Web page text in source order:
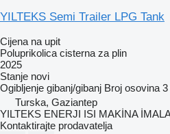
YILTEKS Semi Trailer LPG Tank
Cijena na upit
Poluprikolica cisterna za plin
2025
Stanje novi
Ogibljenje gibanj/gibanj Broj osovina 3
Turska, Gaziantep
YILTEKS ENERJI ISI MAKİNA
Kontaktirajte prodavatelja